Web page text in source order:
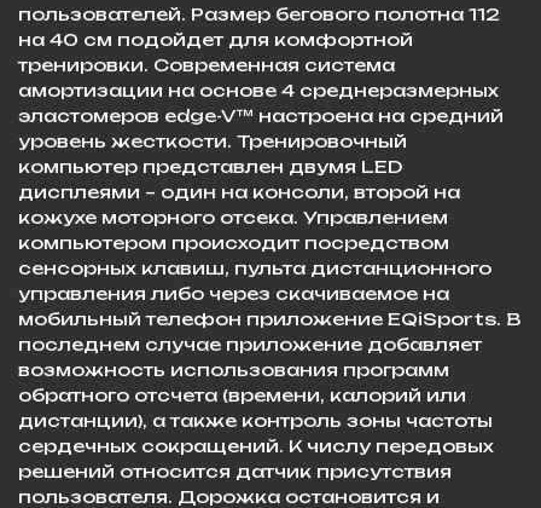
пользователей. Размер бегового полотна 112
на 40 см подойдет для комфортной
тренировки. Современная система
амортизации на основе 4 среднеразмерных
эластомеров edge-V™ настроена на средний
уровень жесткости. Тренировочный
компьютер представлен двумя LED
дисплеями – один на консоли, второй на
кожухе моторного отсека. Управлением
компьютером происходит посредством
сенсорных клавиш, пульта дистанционного
управления либо через скачиваемое на
мобильный телефон приложение EQiSports. В
последнем случае приложение добавляет
возможность использования программ
обратного отсчета (времени, калорий или
дистанции), а также контроль зоны частоты
сердечных сокращений. К числу передовых
решений относится датчик присутствия
пользователя. Дорожка остановится и